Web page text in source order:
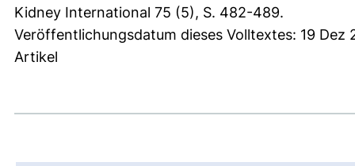
Kidney International 75 (5), S. 482-489.
Veröffentlichungsdatum dieses Volltextes: 19 Dez
Artikel